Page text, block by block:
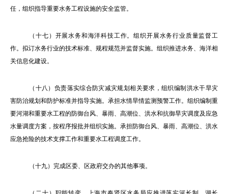
任，组织指导重要水务工程设施的安全监管。
（十七）开展水务和海洋科技工作。组织开展水务行业质量监督工
作。拟订水务行业的技术标准、规程规范并监督实施。组织推进水务、海洋相
关信息化建设。
（十八）负责落实综合防灾减灾规划相关要求，组织编制洪水干旱灾
害防治规划和防护标准并指导实施。承担水情旱情监测预警工作。组织编制重
要河湖和重要水工程的防御台风、暴雨、高潮位、洪水和抗御旱灾调度及应急
水量调度方案，按程序报批并组织实施。承担防御台风、暴雨、高潮位、洪水
应急抢险的技术支撑工作和重要水工程调度工作。
（十九）完成区委、区政府交办的其他事项。